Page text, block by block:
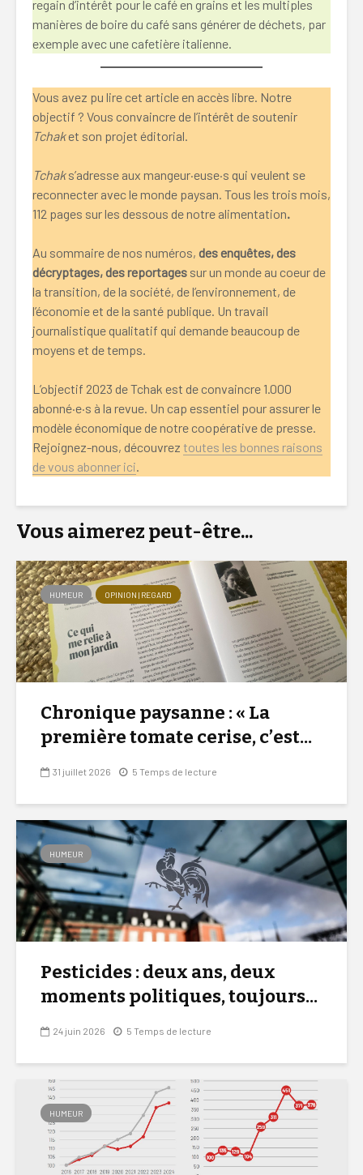
regain d’intérêt pour le café en grains et les multiples
manières de boire du café sans générer de déchets, par
exemple avec une cafetière italienne.
Vous avez pu lire cet article en accès libre. Notre
objectif ? Vous convaincre de l’intérêt de soutenir
Tchaket son projet éditorial.
Tchaks’adresse aux mangeur·euse·s qui veulent se
reconnecter avec le monde paysan. Tous les trois mois,
112 pages sur les dessous de notre alimentation.
Au sommaire de nos numéros, des enquêtes, des
décryptages, des reportages sur un monde au coeur de
la transition, de la société, de l’environnement, de
l’économie et de la santé publique. Un travail
journalistique qualitatif qui demande beaucoup de
moyens et de temps.
L’objectif 2023 de Tchak est de convaincre 1.000
abonné·e·s à la revue. Un cap essentiel pour assurer le
modèle économique de notre coopérative de presse.
Rejoignez-nous, découvrez toutes les bonnes raisons
de vous abonner ici.
Vous aimerez peut-être...
HUMEUR OPINION | REGARD
Chronique paysanne : « La
première tomate cerise, c’est...
31 juillet 2026 5 Temps de lecture
HUMEUR
Pesticides : deux ans, deux
moments politiques, toujours...
24 juin 2026 5 Temps de lecture
HUMEUR